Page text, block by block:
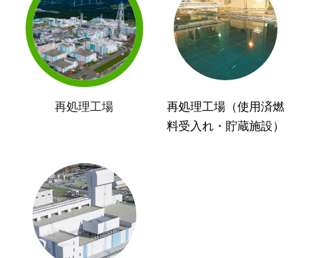
再処理工場
再処理工場（使用済燃
料受入れ・貯蔵施設）